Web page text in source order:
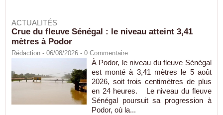
ACTUALITÉS
Crue du fleuve Sénégal : le niveau atteint 3,41
mètres à Podor
Rédaction - 06/08/2026 - 0 Commentaire
À Podor, le niveau du fleuve Sénégal
est monté à 3,41 mètres le 5 août
2026, soit trois centimètres de plus
en 24 heures. Le niveau du fleuve
Sénégal poursuit sa progression à
Podor, où la...